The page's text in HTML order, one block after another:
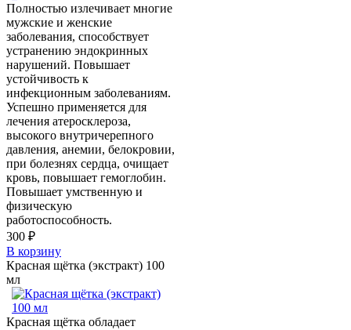
Полностью излечивает многие
мужские и женские
заболевания, способствует
устранению эндокринных
нарушений. Повышает
устойчивость к
инфекционным заболеваниям.
Успешно применяется для
лечения атеросклероза,
высокого внутричерепного
давления, анемии, белoкровии,
при болезнях сердца, очищает
кровь, повышает гемоглобин.
Повышает умственную и
физическую
работоспособность.
300 ₽
В корзину
Красная щётка (экстракт) 100
мл
Красная щётка обладает